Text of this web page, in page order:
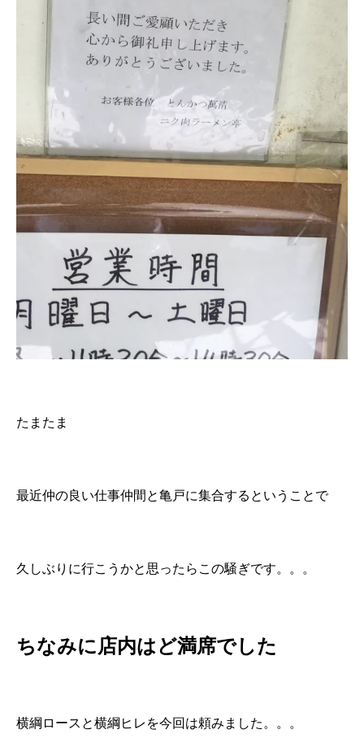
たまたま
最近仲の良い仕事仲間と亀戸に集合するということで
久しぶりに行こうかと思ったらこの騒ぎです。。。
ちなみに店内はど満席でした
横綱ロースと横綱ヒレを今回は頼みました。。。